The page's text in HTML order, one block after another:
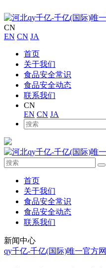
CN
EN CN JA
首页
关于我们
食品安全常识
食品安全动态
联系我们
CN
EN CN JA
首页
关于我们
食品安全常识
食品安全动态
联系我们
新闻中心
qy千亿-千亿(国际)唯一官方